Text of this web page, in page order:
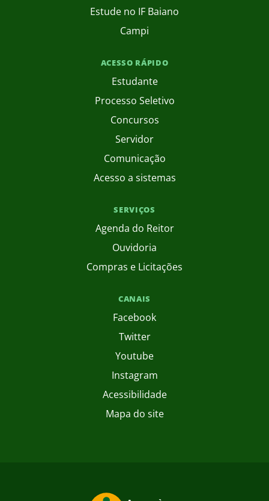
Estude no IF Baiano
Campi
ACESSO RÁPIDO
Estudante
Processo Seletivo
Concursos
Servidor
Comunicação
Acesso a sistemas
SERVIÇOS
Agenda do Reitor
Ouvidoria
Compras e Licitações
CANAIS
Facebook
Twitter
Youtube
Instagram
Acessibilidade
Mapa do site